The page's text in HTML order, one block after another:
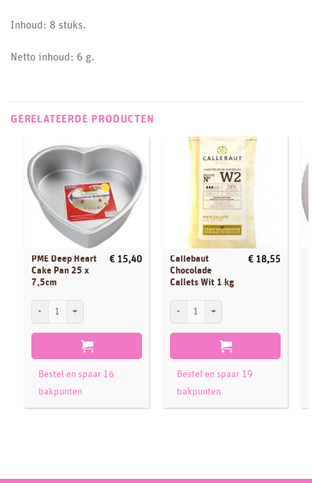
Inhoud: 8 stuks.
Netto inhoud: 6 g.
GERELATEERDE PRODUCTEN
PME Deep Heart
Cake Pan 25 x
7,5cm
€ 15,40
PME Deep Heart Cake Pan 25 x 7,5cm aantal
Bestel en spaar 16
bakpunten
Callebaut
Chocolade
Callets Wit 1 kg
€ 18,55
Callebaut Chocolade Callets Wit 1 kg
Bestel en spaar 19
bakpunten